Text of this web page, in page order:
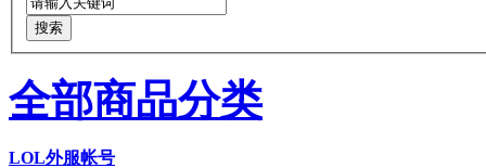
全部商品分类
LOL外服帐号